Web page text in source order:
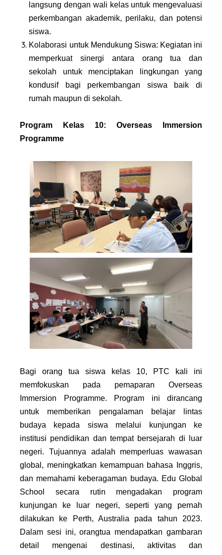
langsung dengan wali kelas untuk mengevaluasi
perkembangan akademik, perilaku, dan potensi
siswa.
Kolaborasi untuk Mendukung Siswa: Kegiatan ini
memperkuat sinergi antara orang tua dan
sekolah untuk menciptakan lingkungan yang
kondusif bagi perkembangan siswa baik di
rumah maupun di sekolah.
Program Kelas 10: Overseas Immersion
Programme
Bagi orang tua siswa kelas 10, PTC kali ini
memfokuskan pada pemaparan Overseas
Immersion Programme. Program ini dirancang
untuk memberikan pengalaman belajar lintas
budaya kepada siswa melalui kunjungan ke
institusi pendidikan dan tempat bersejarah di luar
negeri. Tujuannya adalah memperluas wawasan
global, meningkatkan kemampuan bahasa Inggris,
dan memahami keberagaman budaya. Edu Global
School secara rutin mengadakan program
kunjungan ke luar negeri, seperti yang pernah
dilakukan ke Perth, Australia pada tahun 2023.
Dalam sesi ini, orangtua mendapatkan gambaran
detail mengenai destinasi, aktivitas dan